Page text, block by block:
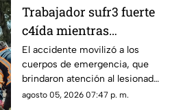
Trabajador sufr3 fuerte
c4ída mientras
trabajaba en Guadalupe
La Venta
El accidente movilizó a los
cuerpos de emergencia, que
brindaron atención al lesionado
antes de trasladarlo a un
agosto 05, 2026 07:47 p. m.